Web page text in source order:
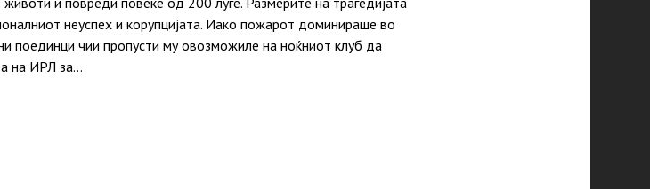
неуспех и корупцијата. Иако пожарот доминираше во
поединци чии пропусти му овозможиле на ноќниот клуб да
на ИРЛ за…